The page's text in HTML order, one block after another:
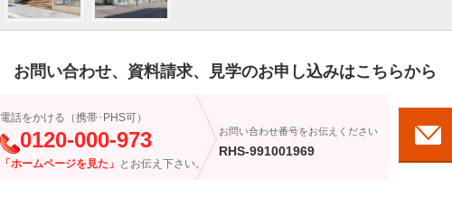
お問い合わせ、資料請求、見学のお申し込みはこちらから
電話をかける（携帯･PHS可）
0120-000-973
「ホームページを見た」 とお伝え下さい。
お問い合わせ番号をお伝えください
RHS-991001969